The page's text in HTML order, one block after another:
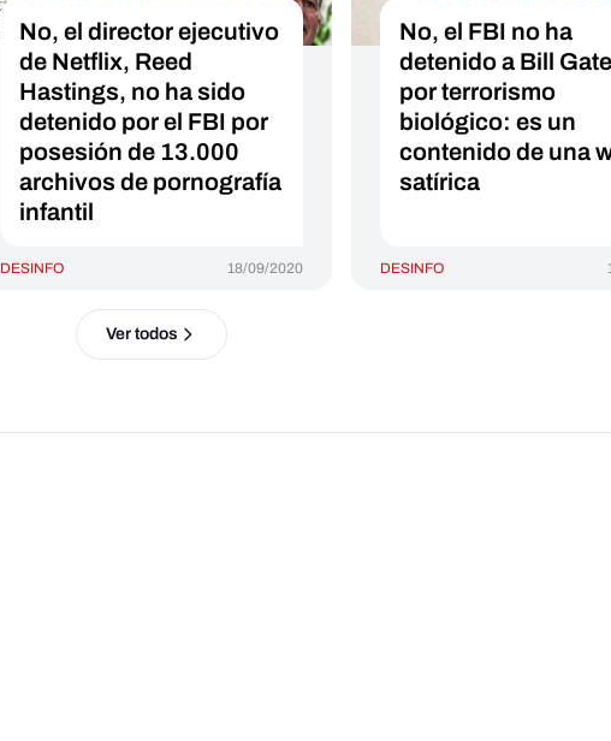
No, el director ejecutivo
de Netflix, Reed
Hastings, no ha sido
detenido por el FBI por
posesión de 13.000
archivos de pornografía
infantil
DESINFO 18/09/2020
No, el FBI no ha
detenido a Bill
por terrorismo
biológico: es un
contenido de una
satírica
DESINFO
Ver todos